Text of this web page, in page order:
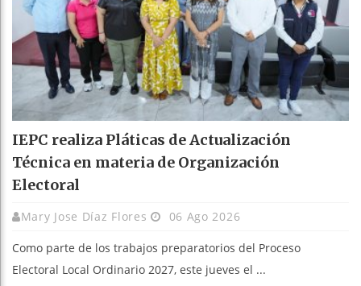
IEPC realiza Pláticas de Actualización
Técnica en materia de Organización
Electoral
Mary Jose Díaz Flores 06 Ago 2026
Como parte de los trabajos preparatorios del Proceso
Electoral Local Ordinario 2027, este jueves el ...